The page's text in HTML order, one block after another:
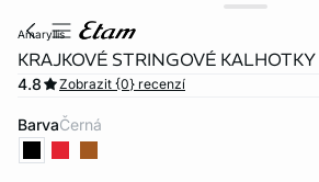
amaryllis
KRAJKOVÉ STRINGOVÉ KALHOTKY
4.8 Zobrazit {0} recenzí
Barva černá